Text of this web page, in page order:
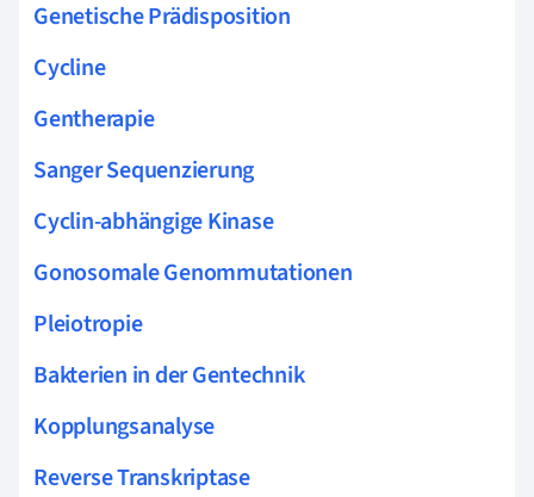
Genetische Prädisposition
Cycline
Gentherapie
Sanger Sequenzierung
Cyclin-abhängige Kinase
Gonosomale Genommutationen
Pleiotropie
Bakterien in der Gentechnik
Kopplungsanalyse
Reverse Transkriptase